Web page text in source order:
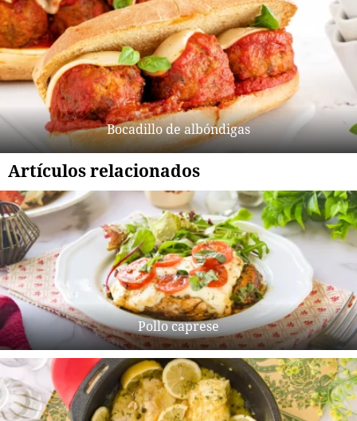
Bocadillo de albóndigas
Artículos relacionados
Pollo caprese